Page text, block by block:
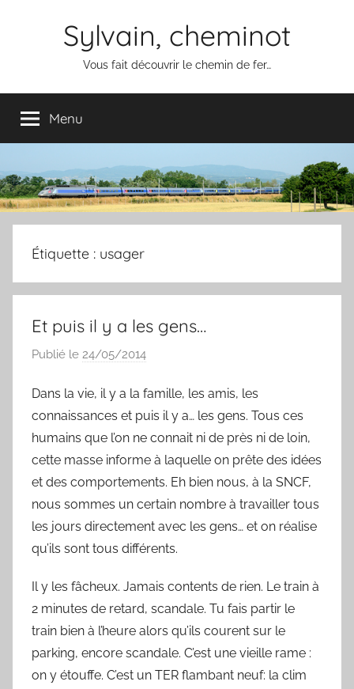
Sylvain, cheminot
Vous fait découvrir le chemin de fer…
Menu
Étiquette : usager
Et puis il y a les gens…
Publié le 24/05/2014
r
S
y
l
v
a
o
Dans la vie, il y a la famille, les amis, les
connaissances et puis il y a… les gens. Tous ces
humains que l’on ne connait ni de près ni de loin,
cette masse informe à laquelle on prête des idées
et des comportements. Eh bien nous, à la SNCF,
nous sommes un certain nombre à travailler tous
les jours directement avec les gens… et on réalise
qu’ils sont tous différents.
Il y les fâcheux. Jamais contents de rien. Le train à
2 minutes de retard, scandale. Tu fais partir le
train bien à l’heure alors qu’ils courent sur le
parking, encore scandale. C’est une vieille rame :
on y étouffe. C’est un TER flambant neuf: la clim